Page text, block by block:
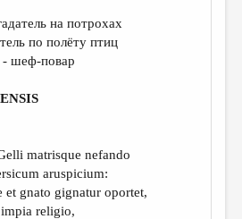
на потрохах
по полёту птиц
- шеф-повар
matrisque nefando
aruspicium:
et gnato gignatur oportet,
impia religio,